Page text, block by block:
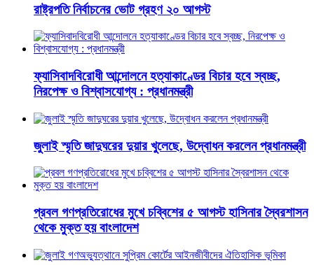
রাষ্ট্রপতি নির্বাচনের ভোট গ্রহণ ২০ আগস্ট
ফ্যাসিবাদবিরোধী আন্দোলনে হত্যাকাণ্ডের বিচার হবে স্বচ্ছ,
নিরপেক্ষ ও বিশ্বাসযোগ্য : প্রধানমন্ত্রী
জুলাই স্মৃতি জাদুঘরের দুয়ার খুলেছে, উদ্বোধন করলেন প্রধানমন্ত্রী
প্রবল গণপ্রতিরোধের মুখে চব্বিশের ৫ আগস্ট হাসিনার স্বৈরশাসন
থেকে মুক্ত হয় বাংলাদেশ